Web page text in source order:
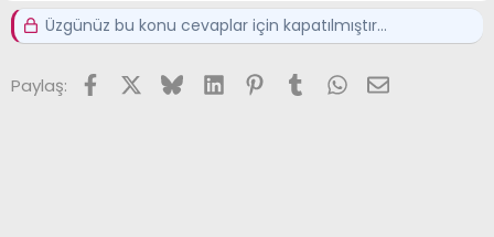
Üzgünüz bu konu cevaplar için kapatılmıştır...
Paylaş: FacebookX (Twitter)
BlueskyLinkedInPinterest
TumblrWhatsApp
E-posta